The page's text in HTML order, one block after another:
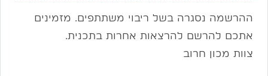
ההרשמה נסגרה בשל ריבוי משתתפים. מזמינים
אתכם להרשם להרצאות אחרות בתכנית.
צוות מכון חרוב